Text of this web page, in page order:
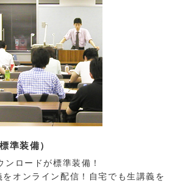
準装備）
ロードが標準装備！
オンライン配信！自宅でも生講義を